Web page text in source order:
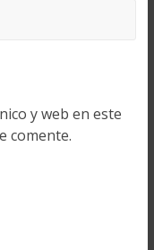
y web en este
comente.